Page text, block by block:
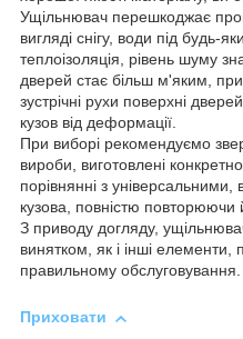
Ущільнювач перешкоджає
вигляді снігу, води під будь-
теплоізоляція, рівень шуму
дверей стає більш м'яким, при
зустрічні рухи поверхні
кузов від деформації.
При виборі рекомендуємо
вироби, виготовлені
порівнянні з
кузова, повністю повторюючи
З приводу догляду,
винятком, як і інші елементи,
правильному обслуговування.
Приховати